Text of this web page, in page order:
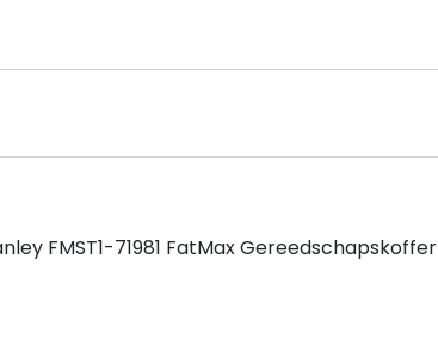
FMST1-71981 FatMax Gereedschapskoffer